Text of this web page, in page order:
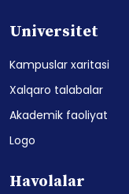
Universitet
Kampuslar xaritasi
Xalqaro talabalar
Akademik faoliyat
Logo
Havolalar